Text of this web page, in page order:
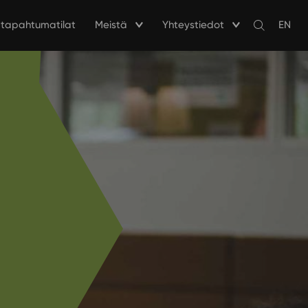
tapahtumatilat Meistä Yhteystiedot
Avaa
EN